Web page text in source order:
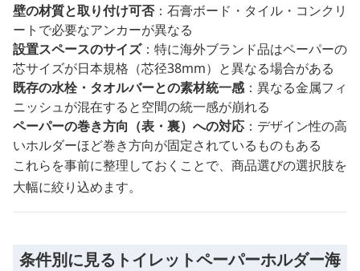
壁の材質と取り付け可否：石膏ボード・タイル・コンクリ
ートで必要なアンカーが異なる
設置スペースのサイズ：特に海外ブランド品はペーパーの
芯サイズが日本規格（芯径38mm）と異なる場合がある
既存の水栓・タオルバーとの素材統一感：異なる金属フィ
ニッシュが混在すると空間の統一感が崩れる
ペーパーの巻き方向（表・裏）への対応 ：デザイン性の高
いホルダーほど巻き方向が固定されているものもある
これらを事前に整理しておくことで、商品選びの選択肢を
大幅に絞り込めます。
条件別に見るトイレットペーパーホルダー海